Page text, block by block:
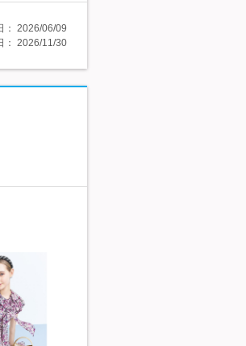
： 2026/06/09
： 2026/11/30